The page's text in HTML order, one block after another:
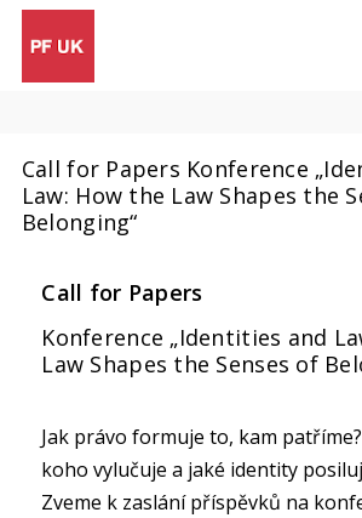
Call for Papers Konference
Law: How the Law Shapes the
Belonging“
Call for Papers
Konference „Identities and
Law Shapes the Senses of
Jak právo formuje to, kam
koho vylučuje a jaké identity
Zveme k zaslání příspěvků na